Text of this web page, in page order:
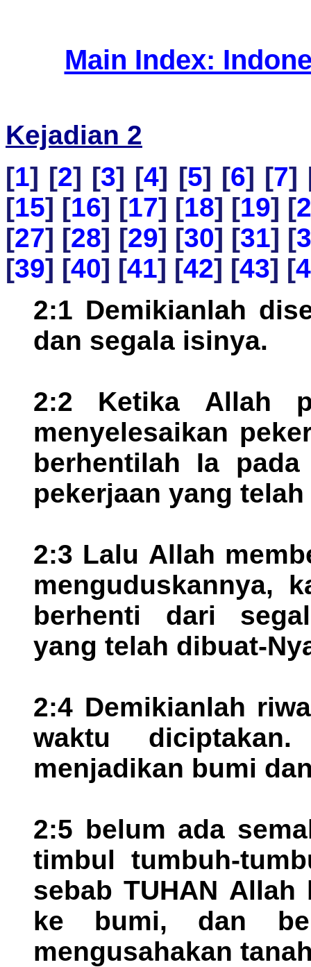
Main Index:
Kejadian 2
[1] [2] [3] [4] [5] [6] [7]
[15] [16] [17] [18] [19] [
[27] [28] [29] [30] [31] [
[39] [40] [41] [42] [43] [
2:1 Demikianlah
dan segala isinya.
2:2 Ketika Allah
menyelesaikan
berhentilah Ia
pekerjaan yang
2:3 Lalu Allah
menguduskannya,
berhenti dari
yang telah dibuat-
2:4 Demikianlah
waktu
menjadikan bumi
2:5 belum ada
timbul tumbuh-
sebab TUHAN
ke bumi, dan
mengusahakan